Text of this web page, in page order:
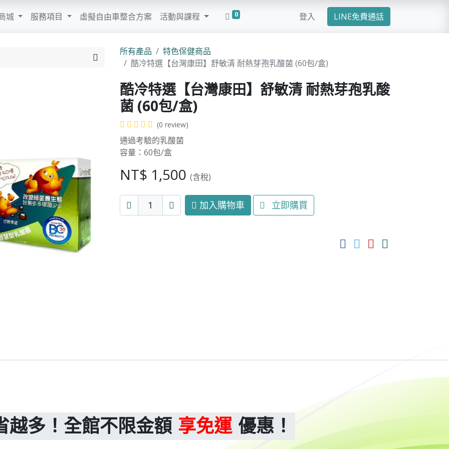
城 服務項目 虛擬自由車整合方案 活動與課程 0 登入 LINE免費通話
所有產品
特色保健商品
酷冷特選【台灣康田】舒敏清 耐熱芽孢乳酸菌 (60包/盒)
酷冷特選【台灣康田】舒敏清 耐熱芽孢乳酸
菌 (60包/盒)
(0 review)
通過考驗的乳酸菌
容量：60包/盒
NT$ 1,500 (含稅)
加入購物車 立即購買
多！全館不限金額 享免運 優惠！